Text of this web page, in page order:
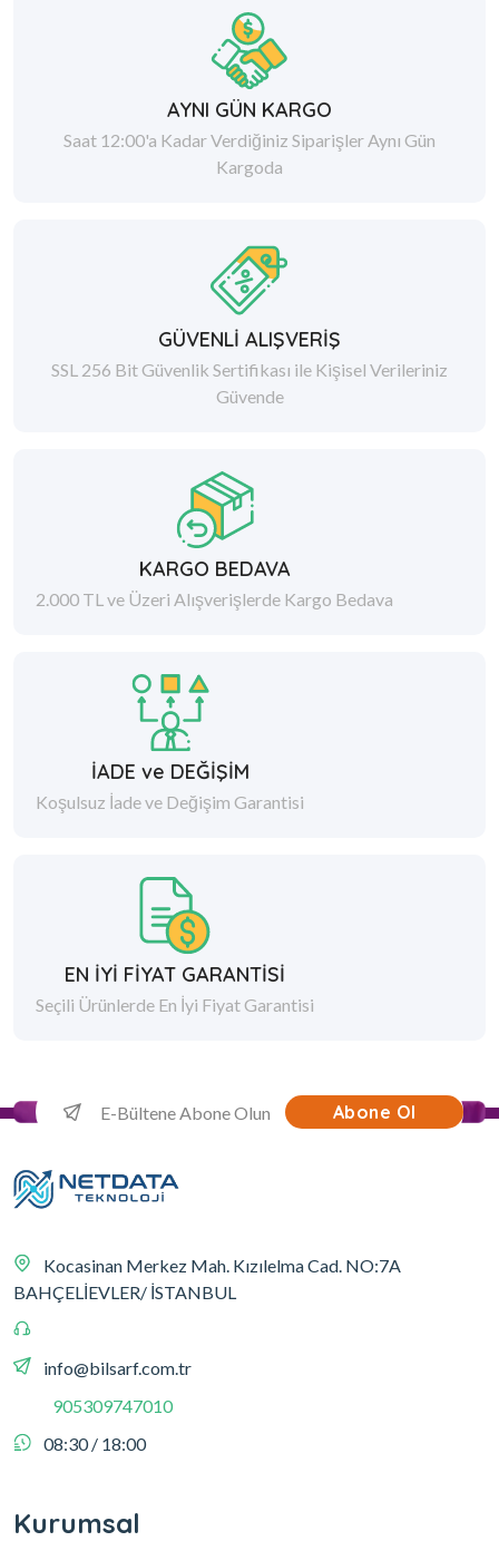
AYNI GÜN KARGO
Saat 12:00'a Kadar Verdiğiniz Siparişler Aynı Gün
Kargoda
GÜVENLİ ALIŞVERİŞ
SSL 256 Bit Güvenlik Sertifikası ile Kişisel Verileriniz
Güvende
KARGO BEDAVA
2.000 TL ve Üzeri Alışverişlerde Kargo Bedava
İADE ve DEĞİŞİM
Koşulsuz İade ve Değişim Garantisi
EN İYİ FİYAT GARANTİSİ
Seçili Ürünlerde En İyi Fiyat Garantisi
Abone Ol
Kocasinan Merkez Mah. Kızılelma Cad. NO:7A
BAHÇELİEVLER/ İSTANBUL
info@bilsarf.com.tr
905309747010
08:30 / 18:00
Kurumsal